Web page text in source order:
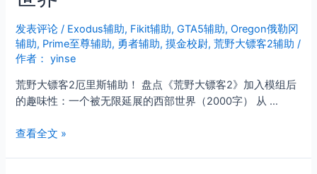
式
玩
法
与
乐
全
发表评论 / Exodus辅助, Fikit辅助,GTA5辅助,Oregon俄勒冈
辅助, Prime至尊辅助, 勇者辅助,摸金校尉,荒野大镖客2辅助 /
作者： yinse
荒野大镖客2厄里斯辅助！ 盘点《荒野大镖客2》加入模组后
的趣味性：一个被无限延展的西部世界（2000字） 从 …
荒
查看全文 »